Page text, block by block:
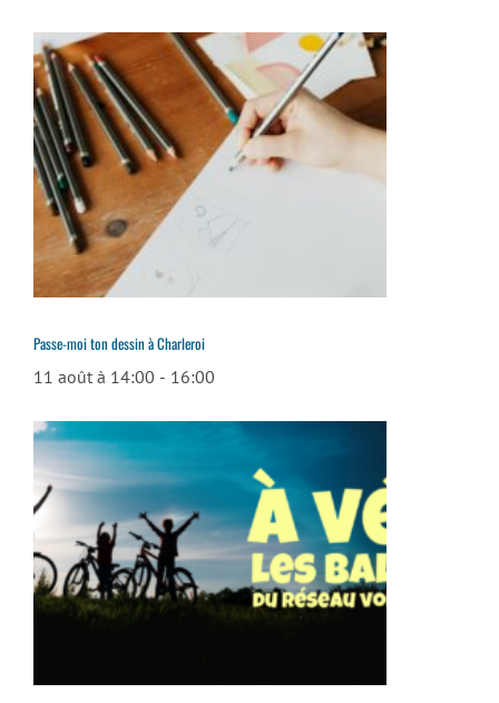
Passe-moi ton dessin à Charleroi
11 août à 14:00 - 16:00